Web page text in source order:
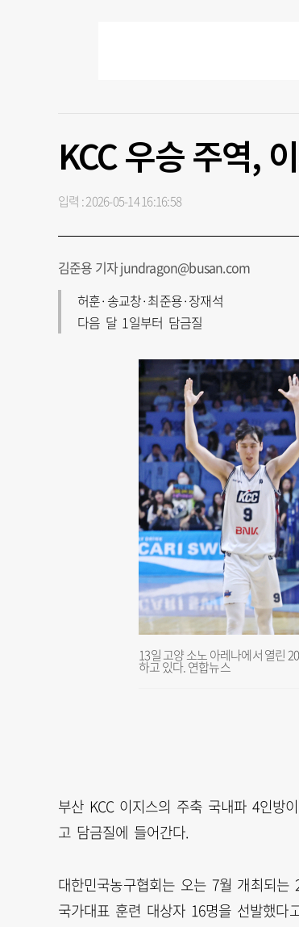
KCC 우승 주역,
입력 : 2026-05-14 16:16:58
김준용 기자 jundragon@busan.com
허훈·송교창·최준용·장재석
다음 달 1일부터 담금질
13일 고양 소노 아레나에서 열린
하고 있다. 연합뉴스
부산 KCC 이지스의 주축 국내파 4인방
고 담금질에 들어간다.
대한민국농구협회는 오는 7월 개최되
국가대표 훈련 대상자 16명을 선발했다